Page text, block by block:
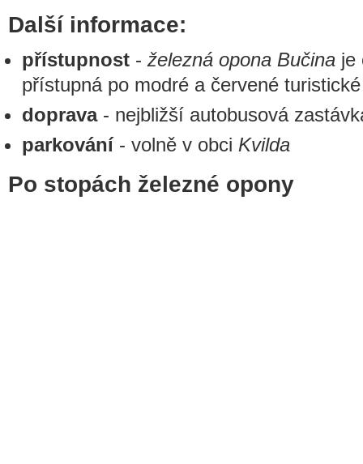
Další informace:
přístupnost -železná opona Bučina je
přístupná po modré a červené
doprava- nejbližší autobusová
parkování- volně v obci Kvilda
Po stopách železné opony